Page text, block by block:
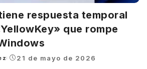
respuesta temporal
que rompe
21 de mayo de 2026